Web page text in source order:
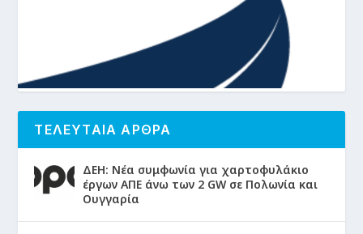
ΤΕΛΕΥΤΑΙΑ ΑΡΘΡΑ
ΔΕΗ: Νέα συμφωνία για χαρτοφυλάκιο
έργων ΑΠΕ άνω των 2 GW σε Πολωνία και
Ουγγαρία